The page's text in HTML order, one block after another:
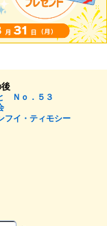
Ｎｏ．５３
フイ・ティモシー